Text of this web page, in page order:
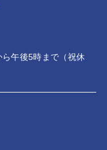
午後5時まで（祝休